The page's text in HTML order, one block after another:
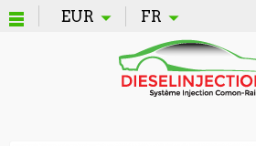
EUR FR